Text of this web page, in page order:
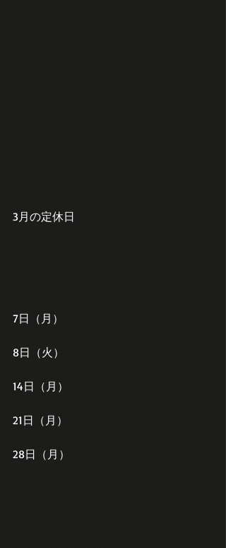
3月の定休日
7日（月）
8日（火）
14日（月）
21日（月）
28日（月）